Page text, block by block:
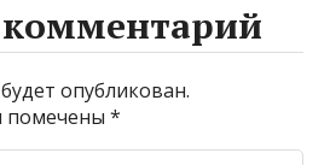
опубликован.
помечены*